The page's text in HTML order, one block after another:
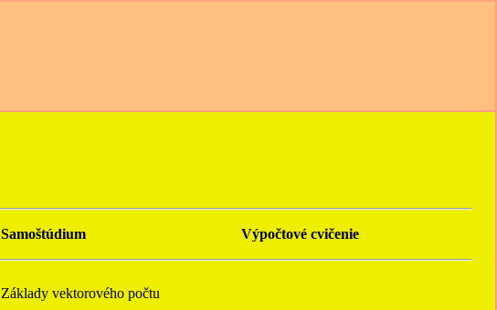
Samoštúdium Výpočtové cvičenie
Základy vektorového počtu